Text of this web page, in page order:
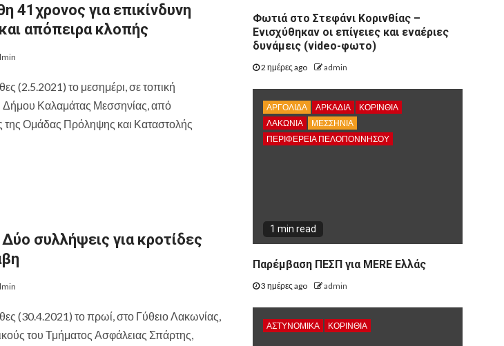
41χρονος για επικίνδυνη
απόπειρα κλοπής
(2.5.2021) το μεσημέρι, σε τοπική
Δήμου Καλαμάτας Μεσσηνίας, από
της Ομάδας Πρόληψης και Καταστολής
συλλήψεις για κροτίδες
(30.4.2021) το πρωί, στο Γύθειο Λακωνίας,
του Τμήματος Ασφάλειας Σπάρτης,
Φωτιά στο Στεφάνι Κορινθίας –
Ενισχύθηκαν οι επίγειες και εναέριες
δυνάμεις (video-φωτο)
2 ημέρες ago admin
ΑΡΓΟΛΙΔΑ ΑΡΚΑΔΊΑ
ΚΟΡΙΝΘΊΑ
ΛΑΚΩΝΙΑ
ΜΕΣΣΗΝΙΑ
ΠΕΡΙΦΈΡΕΙΑ ΠΕΛΟΠΟΝΝΉΣΟΥ
1 min read
Παρέμβαση ΠΕΣΠ για MERE Ελλάς
3 ημέρες ago admin
ΑΣΤΥΝΟΜΙΚΑ ΚΟΡΙΝΘΊΑ